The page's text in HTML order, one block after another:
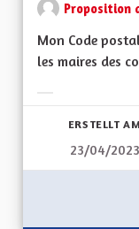
Proposition
Mon Code
les maires des
ERSTELLT AM
23/04/2023